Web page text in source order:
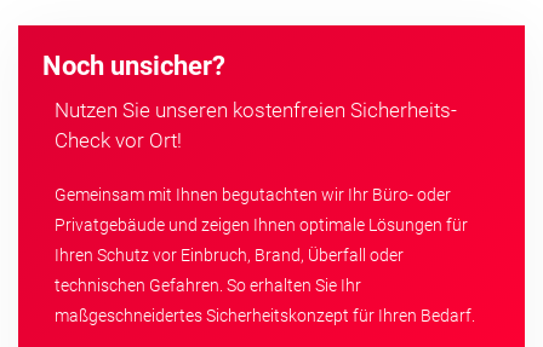
Noch unsicher?
Nutzen Sie unseren kostenfreien Sicherheits-
Check vor Ort!
Gemeinsam mit Ihnen begutachten wir Ihr Büro- oder
Privatgebäude und zeigen Ihnen optimale Lösungen für
Ihren Schutz vor Einbruch, Brand, Überfall oder
technischen Gefahren. So erhalten Sie Ihr
maßgeschneidertes Sicherheitskonzept für Ihren Bedarf.